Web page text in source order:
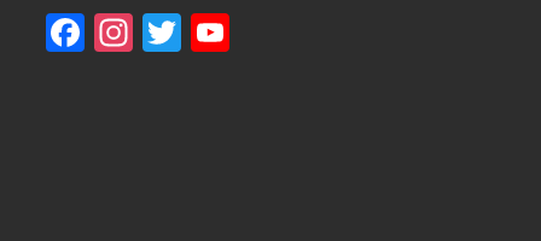
F In T